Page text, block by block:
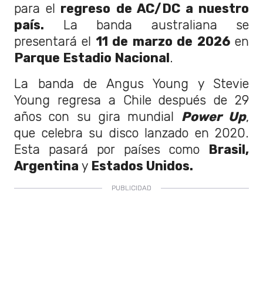
para el regreso de AC/DC a nuestro
país. La banda australiana se
presentará el11 de marzo de 2026en
Parque Estadio Nacional.
La banda de Angus Young y Stevie
Young regresa a Chile después de 29
años con su gira mundial Power Up,
que celebra su disco lanzado en 2020.
Esta pasará por países como Brasil,
Argentina y Estados Unidos.